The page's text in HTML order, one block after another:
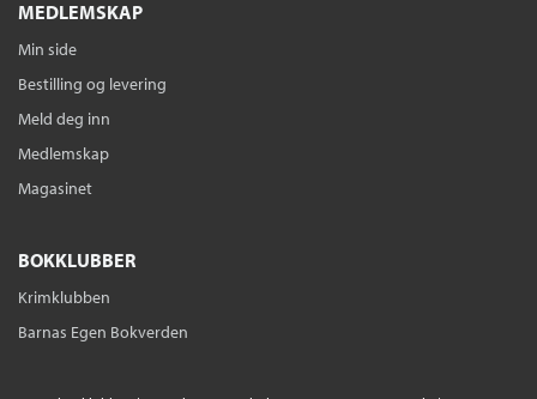
MEDLEMSKAP
Min side
Bestilling og levering
Meld deg inn
Medlemskap
Magasinet
BOKKLUBBER
Krimklubben
Barnas Egen Bokverden